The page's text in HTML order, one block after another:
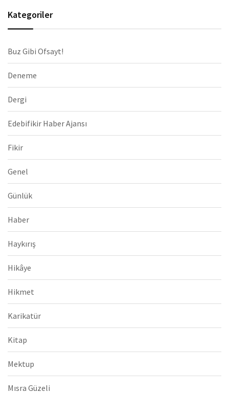
Kategoriler
Buz Gibi Ofsayt!
Deneme
Dergi
Edebifikir Haber Ajansı
Fikir
Genel
Günlük
Haber
Haykırış
Hikâye
Hikmet
Karikatür
Kitap
Mektup
Mısra Güzeli